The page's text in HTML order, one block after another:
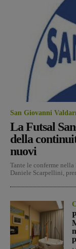
San Giovanni
La Futsal
della
nuovi
Tante le conferme
Daniele Scarpellini,